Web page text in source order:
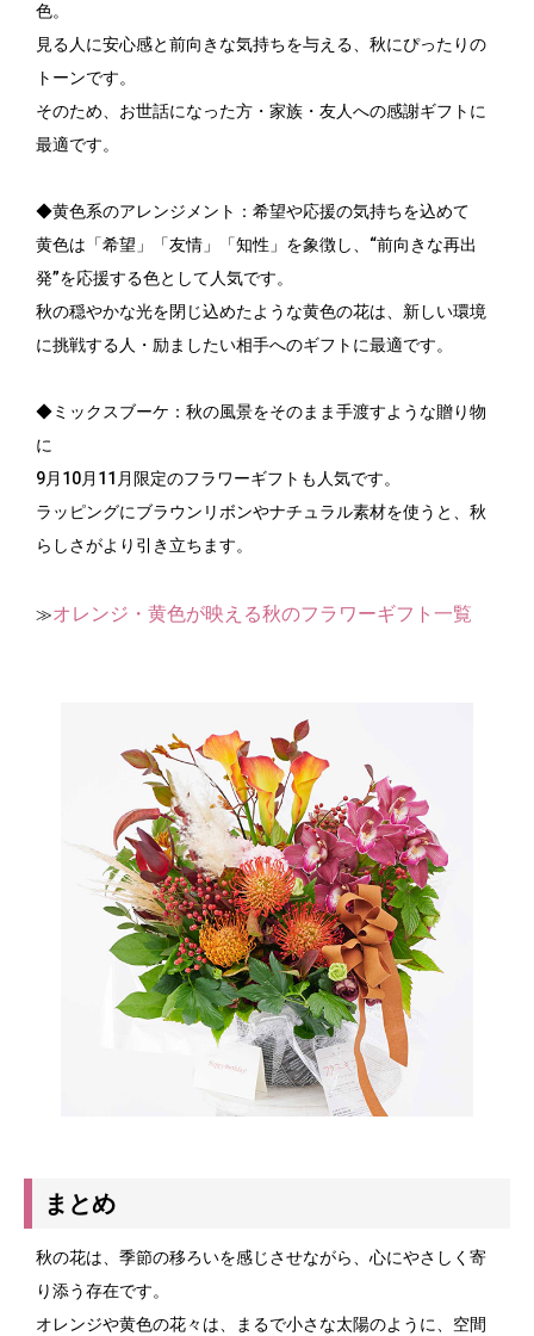
色。
見る人に安心感と前向きな気持ちを与える、秋にぴったりの
トーンです。
そのため、お世話になった方・家族・友人への感謝ギフトに
最適です。
◆黄色系のアレンジメント：希望や応援の気持ちを込めて
黄色は「希望」「友情」「知性」を象徴し、“前向きな再出
発”を応援する色として人気です。
秋の穏やかな光を閉じ込めたような黄色の花は、新しい環境
に挑戦する人・励ましたい相手へのギフトに最適です。
◆ミックスブーケ：秋の風景をそのまま手渡すような贈り物
に
9月10月11月限定のフラワーギフトも人気です。
ラッピングにブラウンリボンやナチュラル素材を使うと、秋
らしさがより引き立ちます。
≫オレンジ・黄色が映える秋のフラワーギフト一覧
まとめ
秋の花は、季節の移ろいを感じさせながら、心にやさしく寄
り添う存在です。
オレンジや黄色の花々は、まるで小さな太陽のように、空間